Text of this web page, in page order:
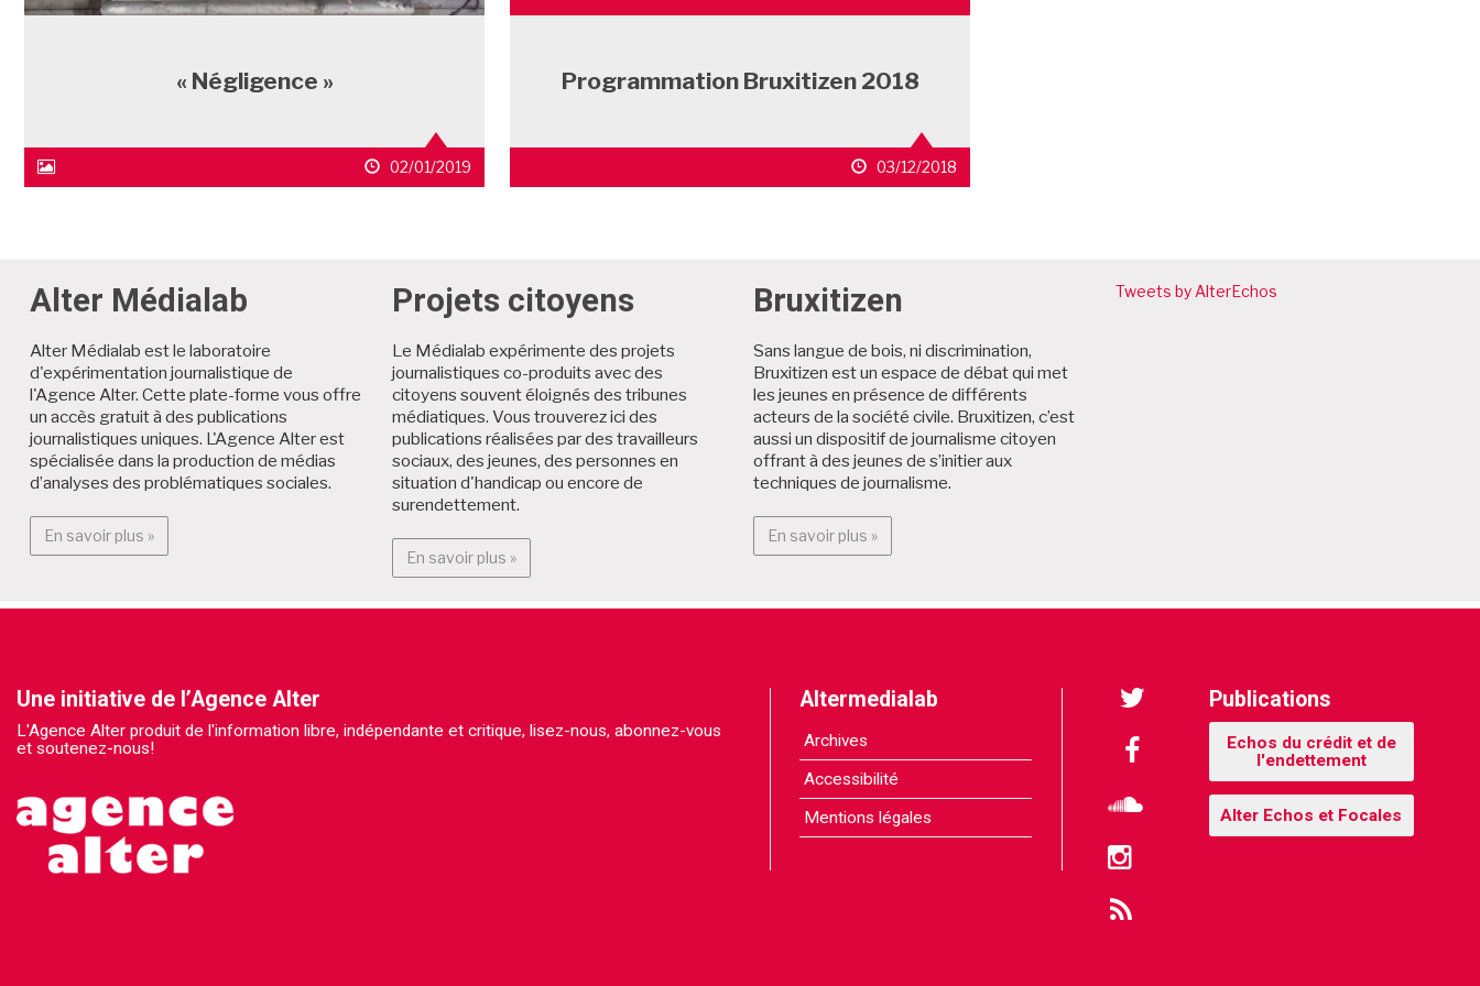
« Négligence »
média
date
de
02/01/2019
Programmation Bruxitizen 2018
date
de
03/12/2018
Alter Médialab
Alter Médialab est le laboratoire
d'expérimentation journalistique de
l'Agence Alter. Cette plate-forme vous offre
un accès gratuit à des publications
journalistiques uniques. L'Agence Alter est
spécialisée dans la production de médias
d’analyses des problématiques sociales.
En savoir plus »En savoir plus : Alter Médialab
Projets citoyens
Le Médialab expérimente des projets
journalistiques co-produits avec des
citoyens souvent éloignés des tribunes
médiatiques. Vous trouverez ici des
publications réalisées par des travailleurs
sociaux, des jeunes, des personnes en
situation d'handicap ou encore de
surendettement.
En savoir plus »En savoir plus : Projets citoyens
Bruxitizen
Sans langue de bois, ni discrimination,
Bruxitizen est un espace de débat qui met
les jeunes en présence de différents
acteurs de la société civile. Bruxitizen, c’est
aussi un dispositif de journalisme citoyen
offrant à des jeunes de s’initier aux
techniques de journalisme.
En savoir plus »En savoir plus : Bruxitizen
Tweets by AlterEchos
Une initiative de l’Agence Alter
L'Agence Alter produit de l'information libre, indépendante et critique, lisez-nous, abonnez-vous
et soutenez-nous!
Altermedialab
Archives
Accessibilité
Mentions légales
Instagram
Publications
Echos du crédit et de
l'endettement
Alter Echos et Focales